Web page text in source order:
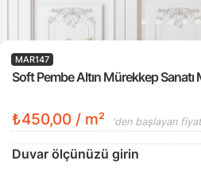
Soft Pembe Altın Mürekkep Sanatı
MAR147
₺450,00 / m² 'den başlayan
Duvar ölçünüzü girin